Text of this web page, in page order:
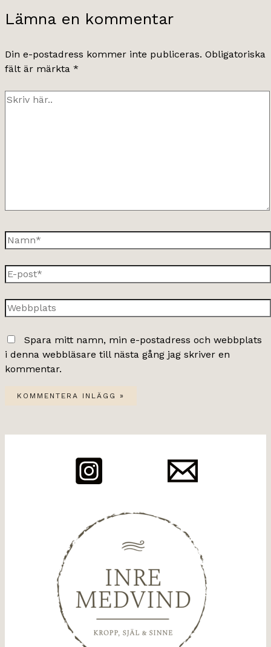
Lämna en kommentar
Din e-postadress kommer inte publiceras. Obligatoriska
fält är märkta *
Skriv
Namn*
E-
post*
Webbplats
Spara mitt namn, min e-postadress och webbplats
i denna webbläsare till nästa gång jag skriver en
kommentar.